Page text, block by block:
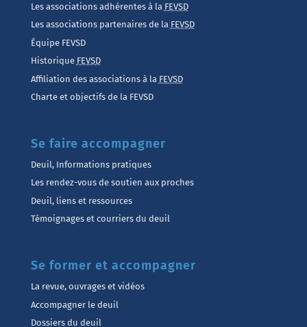
Les associations adhérentes à la FEVSD
Les associations partenaires de la FEVSD
Équipe FEVSD
Historique FEVSD
Affiliation des associations à la FEVSD
Charte et objectifs de la FEVSD
Se faire accompagner
Deuil, Informations pratiques
Les rendez-vous de soutien aux proches
Deuil, liens et ressources
Témoignages et courriers du deuil
Se former et accompagner
La revue, ouvrages et vidéos
Accompagner le deuil
Dossiers du deuil